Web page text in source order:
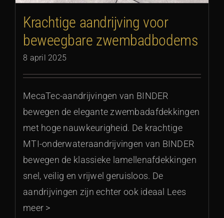
Krachtige aandrijving voor
beweegbare zwembadbodems
8 april 2025
MecaTec-aandrijvingen van BINDER
bewegen de elegante zwembadafdekkingen
met hoge nauwkeurigheid. De krachtige
MTI-onderwateraandrijvingen van BINDER
bewegen de klassieke lamellenafdekkingen
snel, veilig en vrijwel geruisloos. De
aandrijvingen zijn echter ook ideaal Lees
meer >